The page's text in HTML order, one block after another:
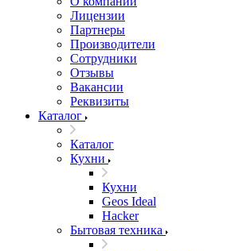
Лицензии
Партнеры
Производители
Сотрудники
Отзывы
Вакансии
Реквизиты
Каталог
Каталог
Кухни
Кухни
Geos Ideal
Hacker
Бытовая техника